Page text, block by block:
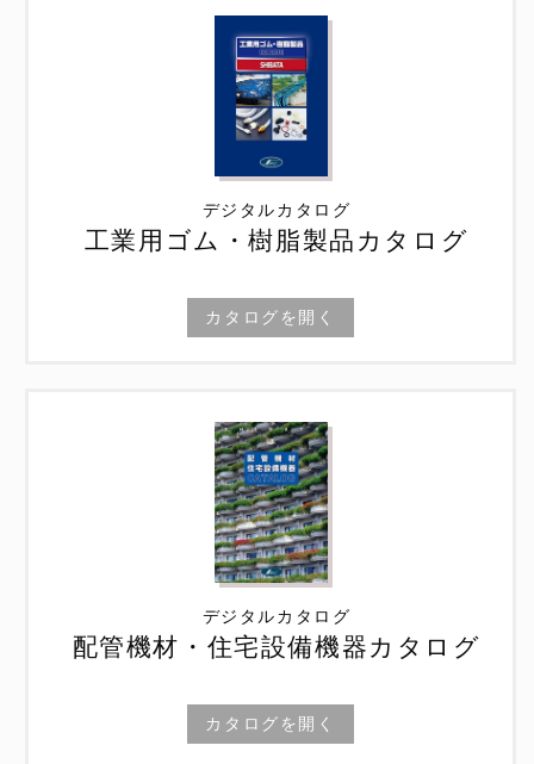
デジタルカタログ
工業用ゴム・樹脂製品カタログ
カタログを開く
デジタルカタログ
配管機材・住宅設備機器カタログ
カタログを開く